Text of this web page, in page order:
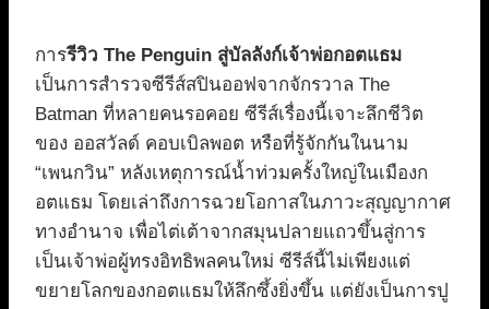
การรีวิว The Penguin สู่บัลลังก์เจ้าพ่อกอตแธม
เป็นการสำรวจซีรีส์สปินออฟจากจักรวาล The
Batman ที่หลายคนรอคอย ซีรีส์เรื่องนี้เจาะลึกชีวิต
ของ ออสวัลด์ คอบเบิลพอต หรือที่รู้จักกันในนาม
“เพนกวิน” หลังเหตุการณ์น้ำท่วมครั้งใหญ่ในเมืองก
อตแธม โดยเล่าถึงการฉวยโอกาสในภาวะสุญญากาศ
ทางอำนาจ เพื่อไต่เต้าจากสมุนปลายแถวขึ้นสู่การ
เป็นเจ้าพ่อผู้ทรงอิทธิพลคนใหม่ ซีรีส์นี้ไม่เพียงแต่
ขยายโลกของกอตแธมให้ลึกซึ้งยิ่งขึ้น แต่ยังเป็นการปู